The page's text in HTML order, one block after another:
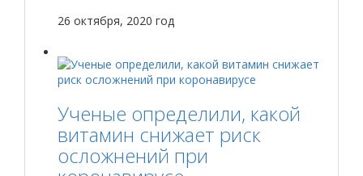
26 октября, 2020 год
Ученые определили, какой
витамин снижает риск
осложнений при